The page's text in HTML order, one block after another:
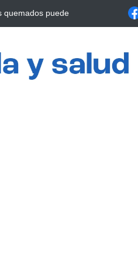
tu Bienestar La conexión vital